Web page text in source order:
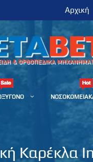
Αρχική
Καρέκλα